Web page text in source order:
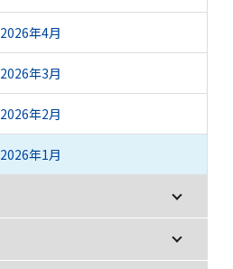
2026年4月
2026年3月
2026年2月
2026年1月